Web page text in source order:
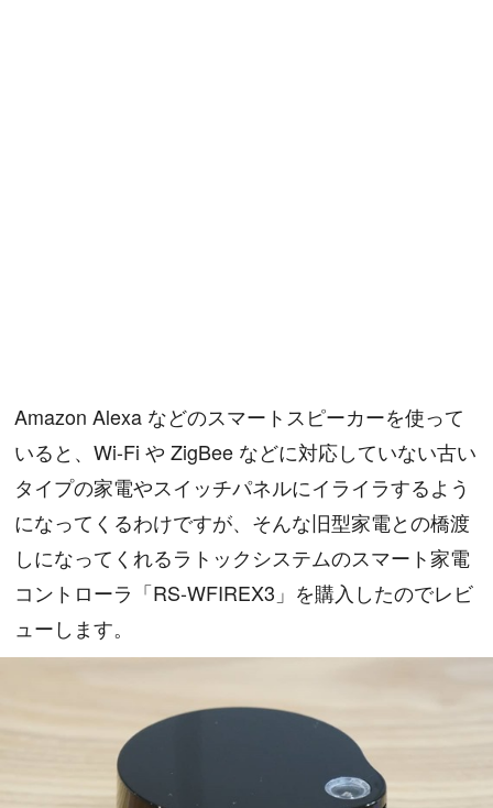
Amazon Alexa などのスマートスピーカーを使って
いると、Wi-Fi や ZigBee などに対応していない古い
タイプの家電やスイッチパネルにイライラするよう
になってくるわけですが、そんな旧型家電との橋渡
しになってくれるラトックシステムのスマート家電
コントローラ「RS-WFIREX3」を購入したのでレビ
ューします。